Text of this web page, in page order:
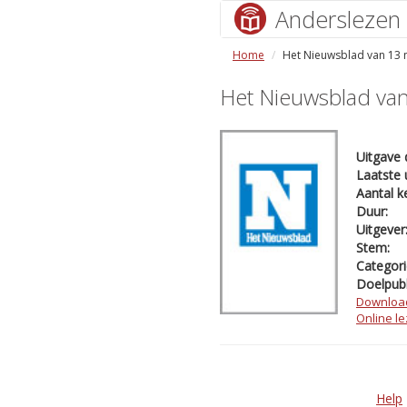
Anderslezen
Home Het Nieuwsblad van 13
Het Nieuwsblad
Uitgave
Laatste
Aantal
Duur:
Uitgever:
Stem:
Online
Help